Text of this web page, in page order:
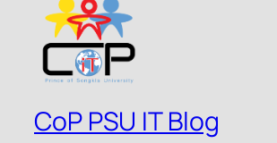
CoP PSU IT Blog